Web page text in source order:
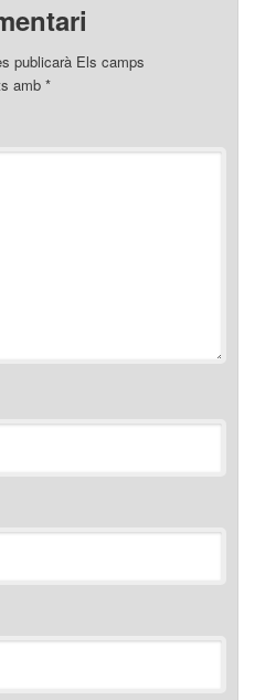
publicarà Els camps
amb*